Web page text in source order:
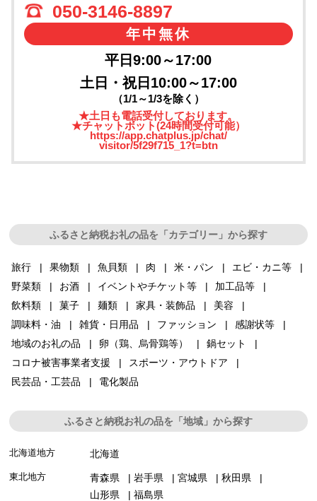
050-3146-8897
年中無休
平日9:00～17:00
土日・祝日10:00～17:00
（1/1～1/3を除く）
★土日も電話受付しております。
★チャットボット(24時間受付可能）
https://app.chatplus.jp/chat/
visitor/5f29f715_1?t=btn
ふるさと納税お礼の品を「カテゴリー」から探す
旅行 果物類 魚貝類 肉 米・パン
エビ・カニ等
野菜類
お酒 イベントやチケット等
加工品等
飲料類
菓子 麺類 家具・装飾品
美容
調味料・油
雑貨・日用品 ファッション
感謝状等
地域のお礼の品
卵（鶏、烏骨鶏等）
鍋セット
コロナ被害事業者支援
スポーツ・アウトドア
民芸品・工芸品
電化製品
ふるさと納税お礼の品を「地域」から探す
北海道地方 北海道
東北地方 青森県 岩手県 宮城県
秋田県
山形県
福島県